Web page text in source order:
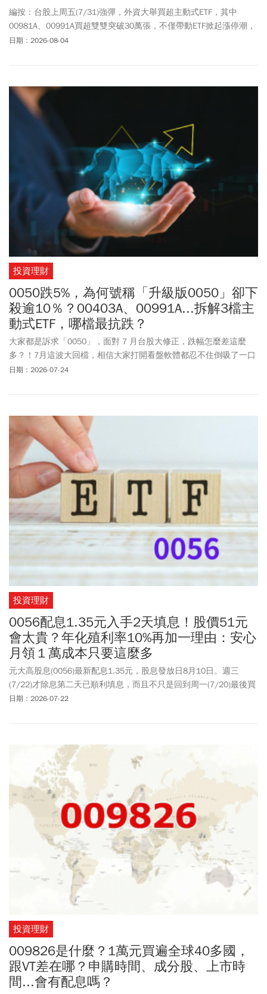
編按：台股上周五(7/31)強彈，外資大舉買超主動式ETF，其中
00981A、00991A買超雙雙突破30萬張，不僅帶動ETF掀起漲停潮，
也讓不少投資人開始比較00981A、00991A與0050有什麼差別，到
日期：2026-08-04
投資理財
0050跌5%，為何號稱「升級版0050」卻下
殺逾10％？00403A、00991A...拆解3檔主
動式ETF，哪檔最抗跌？
大家都是訴求「0050」，面對 7 月台股大修正，跌幅怎麼差這麼
多？！7月這波大回檔，相信大家打開看盤軟體都忍不住倒吸了一口
氣，攤開 7/1 到 7/21 的數據比一比，真相非常殘酷。
日期：2026-07-24
投資理財
0056配息1.35元入手2天填息！股價51元
會太貴？年化殖利率10%再加一理由：安心
月領１萬成本只要這麼多
元大高股息(0056)最新配息1.35元，股息發放日8月10日。週三
(7/22)才除息第二天已順利填息，而且不只是回到周一(7/20)最後買
進日收盤價49.95元，週三盤中更是觸及51.2元高點。0056成為最熱
日期：2026-07-22
投資理財
009826是什麼？1萬元買遍全球40多國，
跟VT差在哪？申購時間、成分股、上市時
間...會有配息嗎？